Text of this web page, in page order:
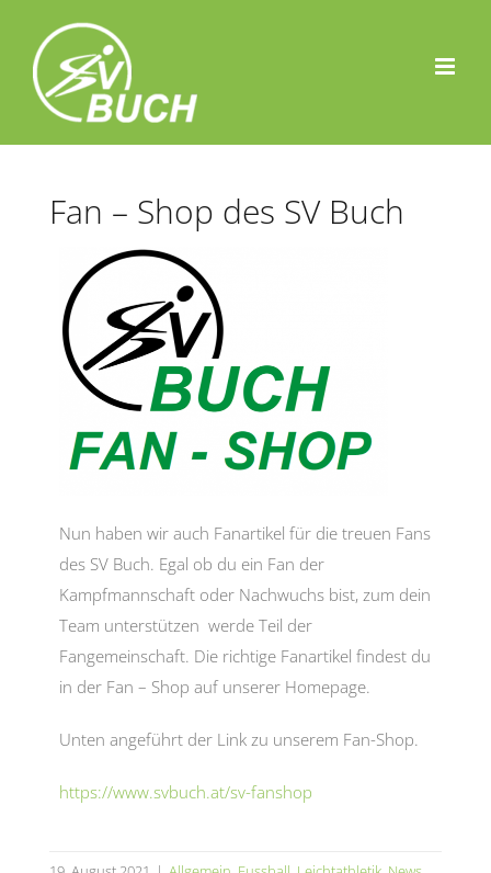
Inhalt
springen
Fan – Shop des SV Buch
Nun haben wir auch Fanartikel für die treuen Fans
des SV Buch. Egal ob du ein Fan der
Kampfmannschaft oder Nachwuchs bist, zum dein
Team unterstützen werde Teil der
Fangemeinschaft. Die richtige Fanartikel findest du
in der Fan – Shop auf unserer Homepage.
Unten angeführt der Link zu unserem Fan-Shop.
https://www.svbuch.at/sv-fanshop